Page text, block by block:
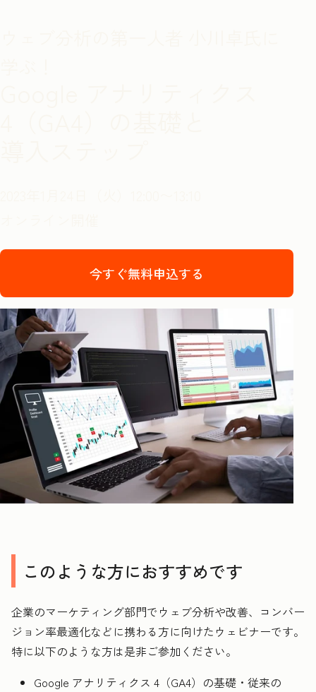
今すぐ無料申込する
このような方におすすめです
企業のマーケティング部門でウェブ分析や改善、コンバー
ジョン率最適化などに携わる方に向けたウェビナーです。
特に以下のような方は是非ご参加ください。
Google アナリティクス 4（GA4）の基礎・従来の